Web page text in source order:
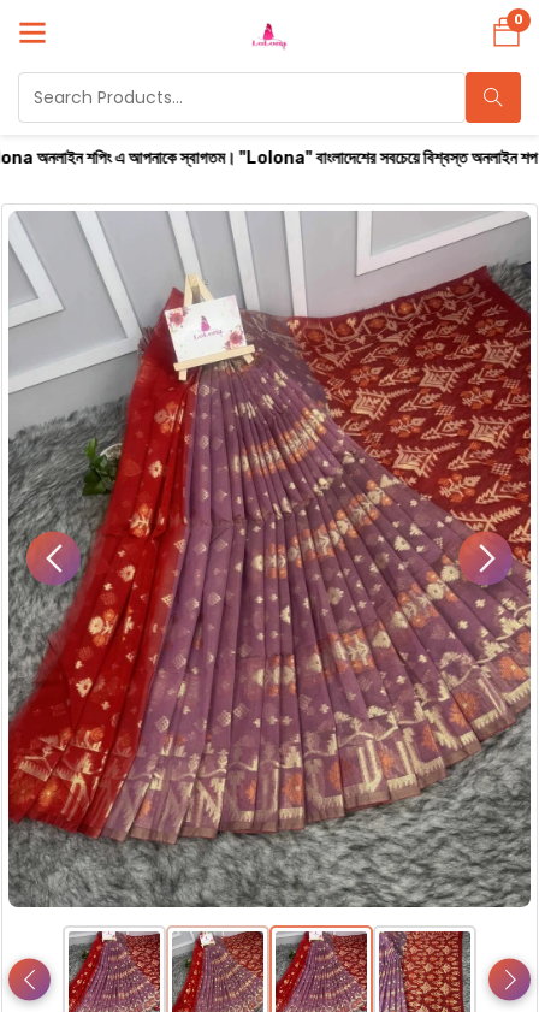
এ আপনাকে স্বাগতম। "Lolona" বাংলাদেশের সবচেয়ে বিশ্বস্ত অনলাইন শপ। সারা বাংলাদেশে
0